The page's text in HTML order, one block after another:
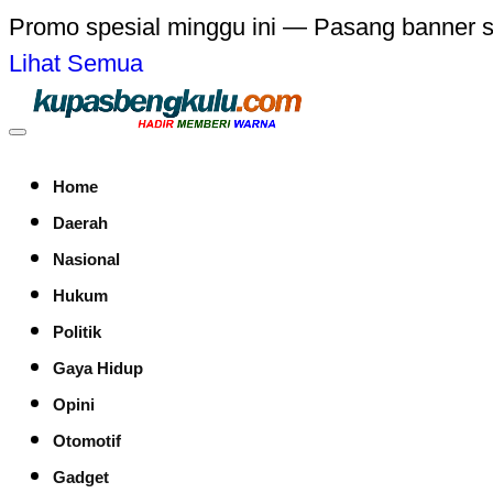
Promo spesial minggu ini — Pasang banner
Lihat Semua
Home
Daerah
Nasional
Hukum
Politik
Gaya Hidup
Opini
Otomotif
Gadget